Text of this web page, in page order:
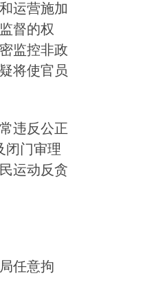
运营施加
督的权
监控非政
将使官员
违反公正
闭门审理
运动反贪
任意拘